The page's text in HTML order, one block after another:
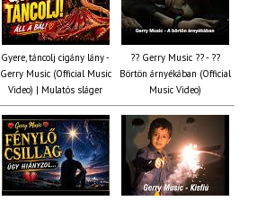
Gyere, táncolj cigány lány -
Gerry Music (Official Music
Video) | Mulatós sláger
?? Gerry Music ?? - ??
Börtön árnyékában (Official
Music Video)